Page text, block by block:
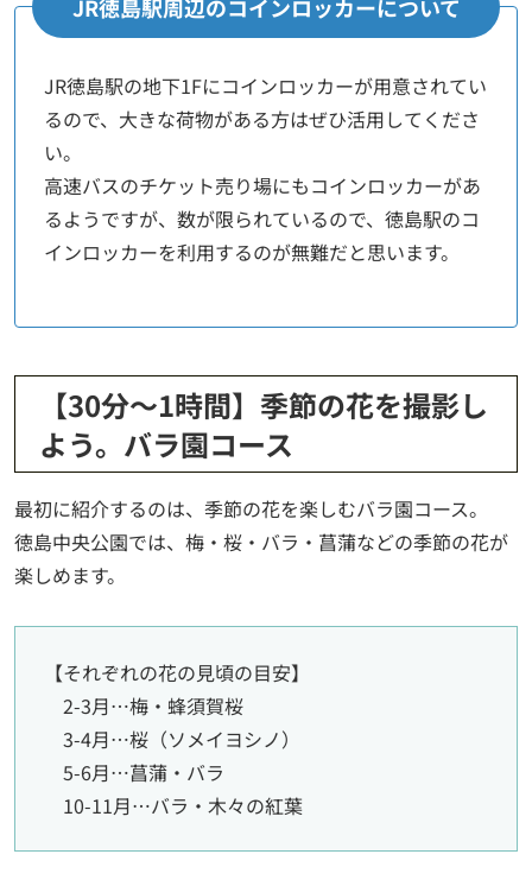
JR徳島駅周辺のコインロッカーについて
JR徳島駅の地下1Fにコインロッカーが用意されてい
るので、大きな荷物がある方はぜひ活用してくださ
い。
高速バスのチケット売り場にもコインロッカーがあ
るようですが、数が限られているので、徳島駅のコ
インロッカーを利用するのが無難だと思います。
【30分～1時間】季節の花を撮影し
よう。バラ園コース
最初に紹介するのは、季節の花を楽しむバラ園コース。
徳島中央公園では、梅・桜・バラ・菖蒲などの季節の花が
楽しめます。
【それぞれの花の見頃の目安】
2-3月…梅・蜂須賀桜
3-4月…桜（ソメイヨシノ）
5-6月…菖蒲・バラ
10-11月…バラ・木々の紅葉